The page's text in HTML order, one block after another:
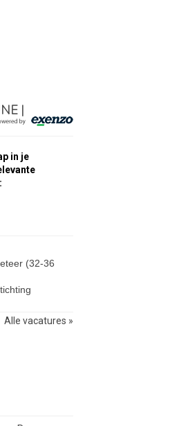
|
in je
(32-36
Alle vacatures »